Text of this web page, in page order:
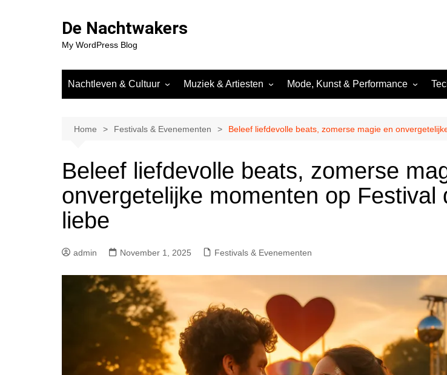
De Nachtwakers
My WordPress Blog
Nachtleven & Cultuur
Community & Subculturen
Interviews & Verhalen uit de
Scene
Muziek & Artiesten
Muziekgenres in het
Reviews van Events &
Releases
Mode, Kunst & Performance
Nachtelijke Kunst &
Beeldcultuur
Home Festivals & Evenementen Beleef liefdevolle beats, zomerse magie en
Beleef liefdevolle beats, zomerse
onvergetelijke momenten op Festival
liebe
admin November 1, 2025 Festivals & Evenementen